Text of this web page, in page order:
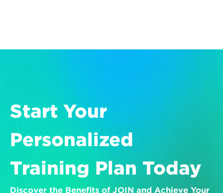
Start Your
Personalized
Training Plan Today
Discover the Benefits of JOIN and Achieve Your